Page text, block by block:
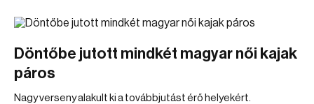
Döntőbe jutott mindkét magyar női kajak
páros
Nagy verseny alakult ki a továbbjutást érő helyekért.